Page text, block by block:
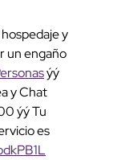
y
un engaño
ýý
y Chat
ýý Tu
es